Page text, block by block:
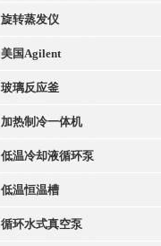
旋转蒸发仪
美国Agilent
玻璃反应釜
加热制冷一体机
低温冷却液循环泵
低温恒温槽
循环水式真空泵